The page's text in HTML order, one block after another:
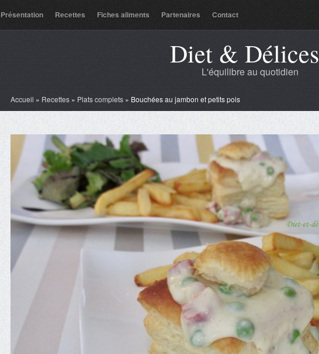
Présentation Recettes Fiches aliments Partenaires Contact
Diet & Délices
L'équilibre au quotidien
Accueil » Recettes » Plats complets » Bouchées au jambon et petits pois